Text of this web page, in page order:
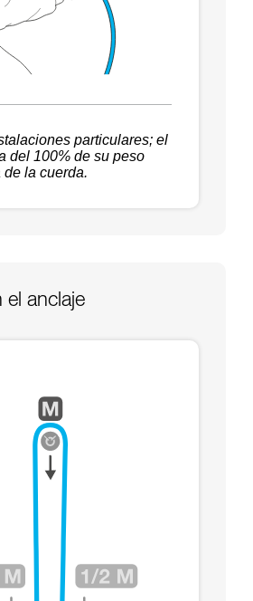
particulares; el
del 100% de su peso
de la cuerda.
el anclaje